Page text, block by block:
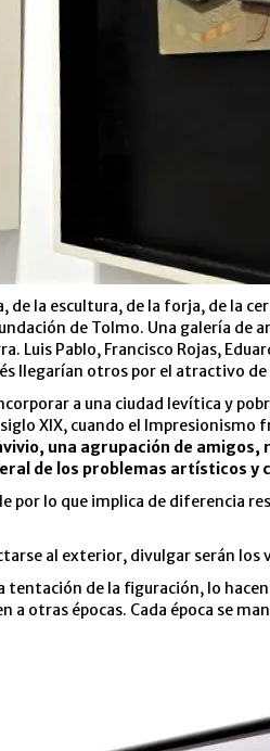
la escultura, de la forja, de la
de Tolmo. Una galería
Luis Pablo, Francisco Rojas,
llegarían otros por el atractivo
a una ciudad levítica y
XIX, cuando el
una agrupación de
de los problemas artísticos y
lo que implica de diferencia
al exterior, divulgar serán los
de la figuración, lo
otras épocas. Cada época se